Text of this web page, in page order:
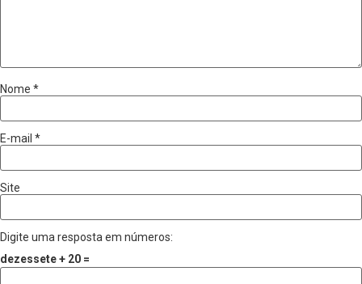
Nome *
E-mail *
Site
Digite uma resposta em números:
dezessete + 20 =